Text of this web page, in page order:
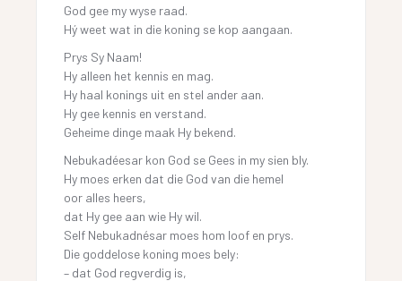
God gee my wyse raad.
Hý weet wat in die koning se kop aangaan.
Prys Sy Naam!
Hy alleen het kennis en mag.
Hy haal konings uit en stel ander aan.
Hy gee kennis en verstand.
Geheime dinge maak Hy bekend.
Nebukadéesar kon God se Gees in my sien bly.
Hy moes erken dat die God van die hemel
oor alles heers,
dat Hy gee aan wie Hy wil.
Self Nebukadnésar moes hom loof en prys.
Die goddelose koning moes bely:
– dat God regverdig is,